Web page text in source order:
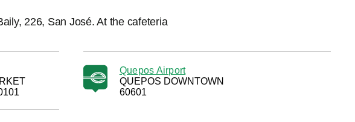
226, San José. At the cafeteria
Quepos Airport
QUEPOS DOWNTOWN
60601